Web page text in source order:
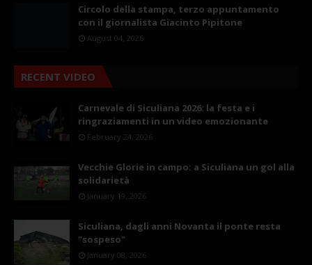
Circolo della stampa, terzo appuntamento
con il giornalista Giacinto Pipitone
August 04, 2026
RECENT VIDEO
Carnevale di Siculiana 2026: la festa e i
ringraziamenti in un video emozionante
February 24, 2026
Vecchie Glorie in campo: a Siculiana un gol alla
solidarietà
January 19, 2026
Siculiana, dagli anni Novanta il ponte resta
"sospeso"
January 08, 2026